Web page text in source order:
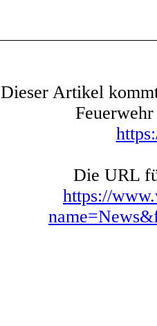
Dieser Artikel
Die URL
https://